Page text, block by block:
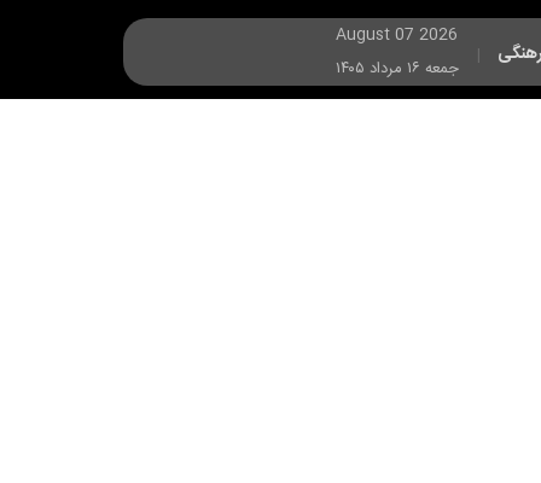
|
August 07 2026
جمعه ۱۶ مرداد ۱۴۰۵